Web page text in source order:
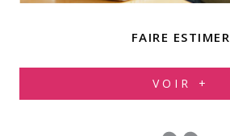
FAIRE ESTIMER
VOIR +